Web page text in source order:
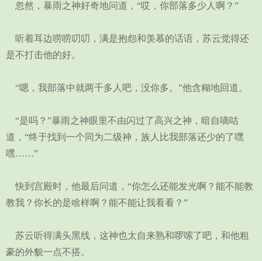
忽然，暴雨之神好奇地问道，“哎，你部落多少人啊？”
听着耳边唠唠叨叨，满是抱怨和羡慕的话语，苏云觉得还
是不打击他的好。
“嗯，我部落中就两千多人吧，没你多。”他含糊地回道。
“是吗？”暴雨之神眼里不由闪过了高兴之神，暗自嘀咕
道，“终于找到一个同为二级神，族人比我部落还少的了嘿
嘿……”
快到宫殿时，他最后问道，“你怎么还能发光啊？能不能教
教我？你长的是啥样啊？能不能让我看看？”
苏云听得满头黑线，这神也太自来熟和啰嗦了吧，和他粗
豪的外貌一点不搭。